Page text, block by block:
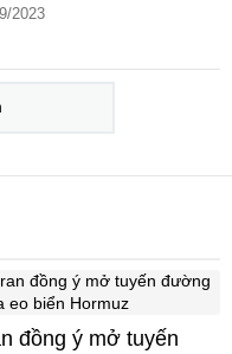
2023
đồng ý mở tuyến